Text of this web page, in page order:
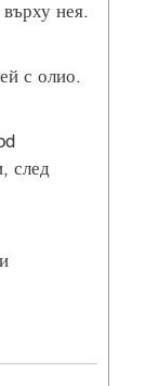
върху нея.
с олио.
след